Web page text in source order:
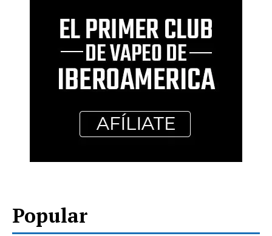
Popular